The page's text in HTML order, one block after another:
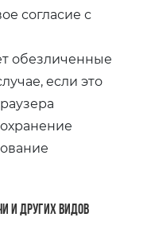
согласие с
обезличенные
если это
и других видов